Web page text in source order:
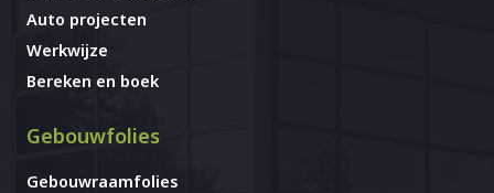
Auto projecten
Werkwijze
Bereken en boek
Gebouwfolies
Gebouwraamfolies